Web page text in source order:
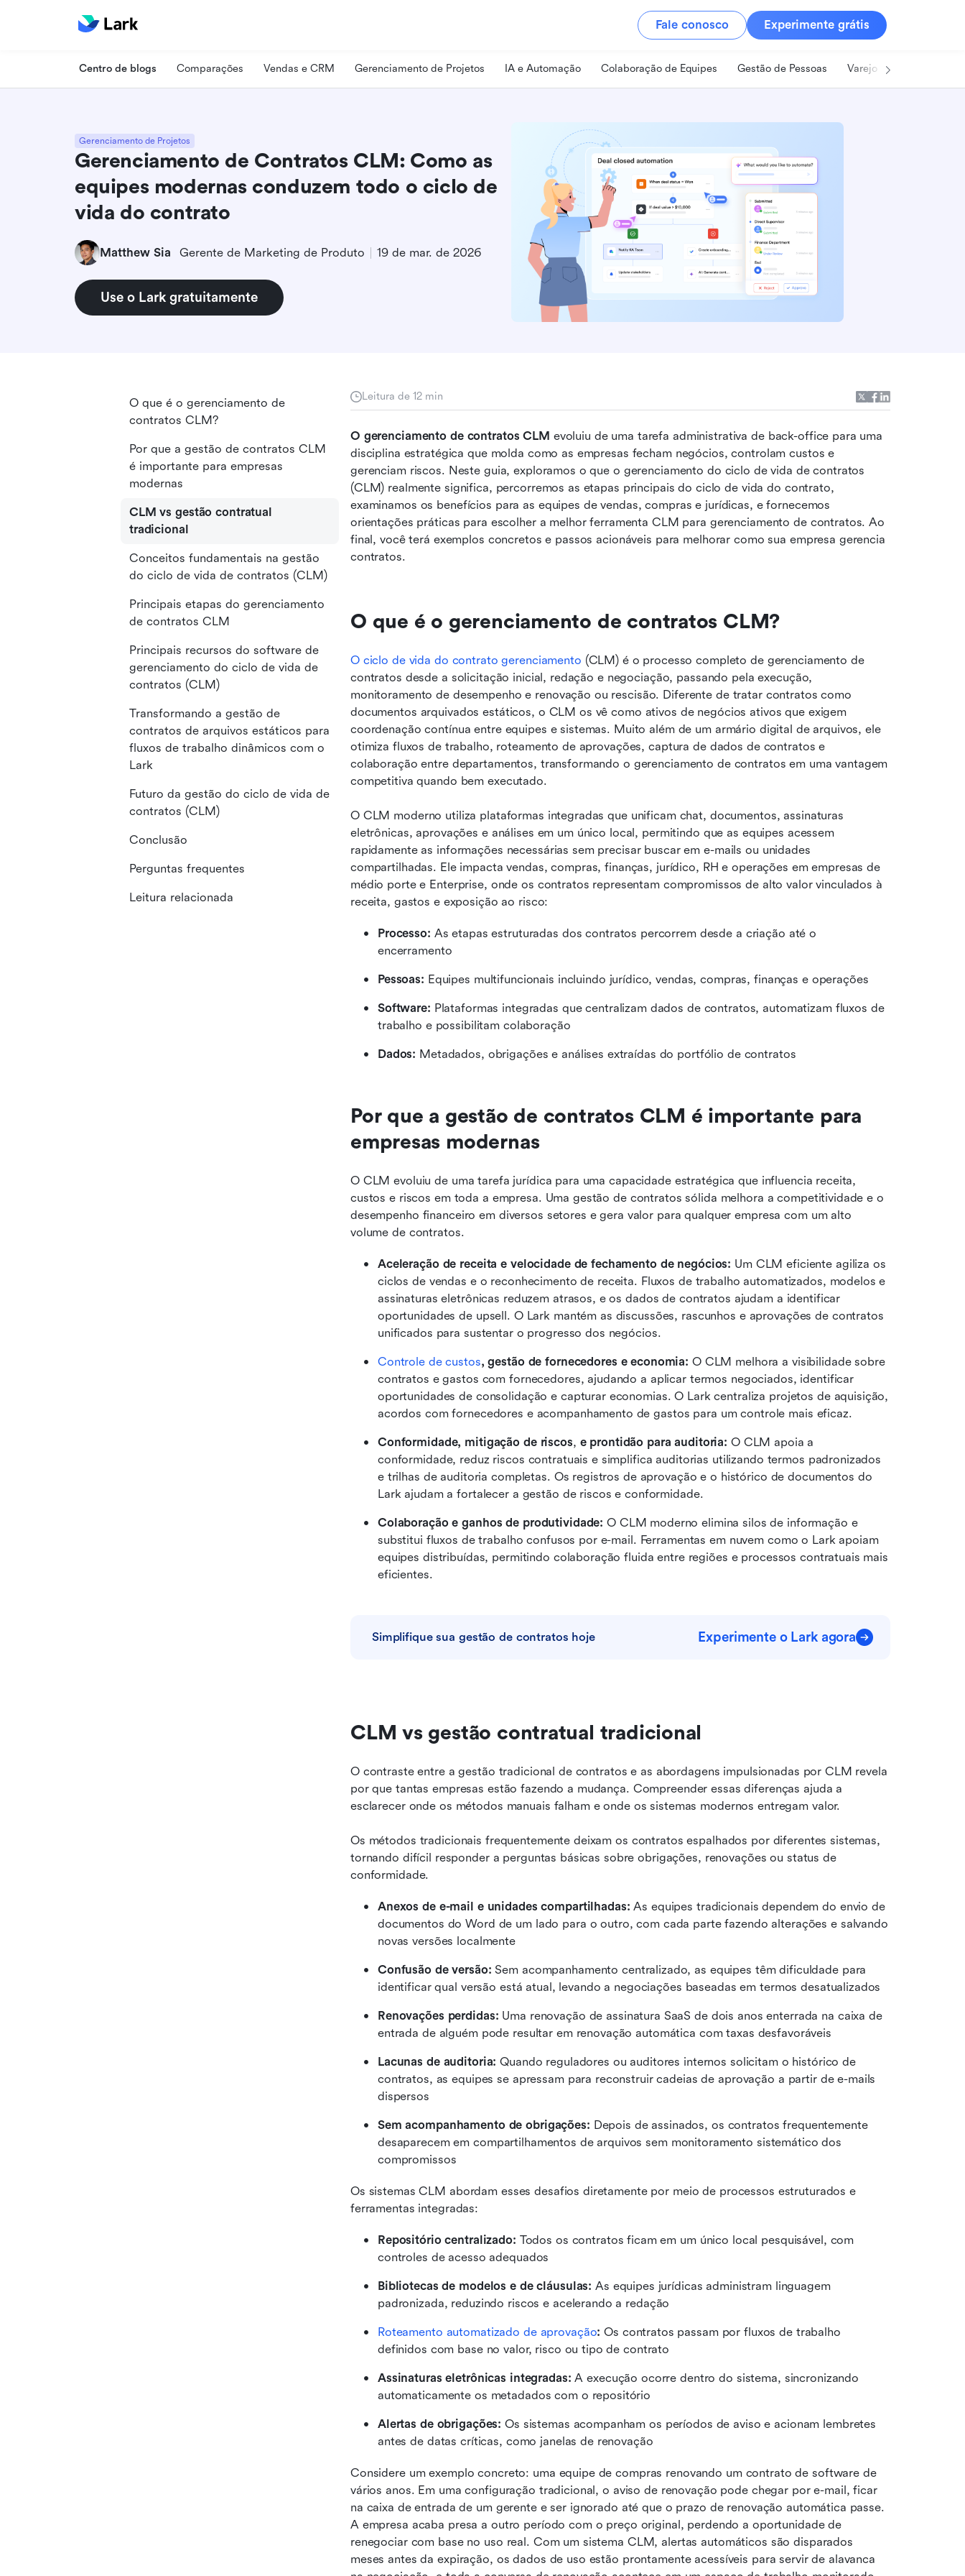
Fale conosco Experimente grátis
Centro de blogs Comparações Vendas e CRM Gerenciamento de Projetos IA e Automação Colaboração de Equipes Gestão de Pessoas Varejo
Gerenciamento de Projetos
Gerenciamento de Contratos CLM: Como as
equipes modernas conduzem todo o ciclo de
vida do contrato
Matthew Sia Gerente de Marketing de Produto 19 de mar. de 2026
Use o Lark gratuitamente
Leitura de 12 min
O gerenciamento de contratos CLM evoluiu de uma tarefa administrativa de back-office para uma
disciplina estratégica que molda como as empresas fecham negócios, controlam custos e
gerenciam riscos. Neste guia, exploramos o que o gerenciamento do ciclo de vida de contratos
(CLM) realmente significa, percorremos as etapas principais do ciclo de vida do contrato,
examinamos os benefícios para as equipes de vendas, compras e jurídicas, e fornecemos
orientações práticas para escolher a melhor ferramenta CLM para gerenciamento de contratos. Ao
final, você terá exemplos concretos e passos acionáveis para melhorar como sua empresa gerencia
contratos.
O que é o gerenciamento de contratos CLM?
O ciclo de vida do contrato gerenciamento (CLM) é o processo completo de gerenciamento de
contratos desde a solicitação inicial, redação e negociação, passando pela execução,
monitoramento de desempenho e renovação ou rescisão. Diferente de tratar contratos como
documentos arquivados estáticos, o CLM os vê como ativos de negócios ativos que exigem
coordenação contínua entre equipes e sistemas. Muito além de um armário digital de arquivos, ele
otimiza fluxos de trabalho, roteamento de aprovações, captura de dados de contratos e
colaboração entre departamentos, transformando o gerenciamento de contratos em uma vantagem
competitiva quando bem executado.
O CLM moderno utiliza plataformas integradas que unificam chat, documentos, assinaturas
eletrônicas, aprovações e análises em um único local, permitindo que as equipes acessem
rapidamente as informações necessárias sem precisar buscar em e-mails ou unidades
compartilhadas. Ele impacta vendas, compras, finanças, jurídico, RH e operações em empresas de
médio porte e Enterprise, onde os contratos representam compromissos de alto valor vinculados à
receita, gastos e exposição ao risco:
Processo: As etapas estruturadas dos contratos percorrem desde a criação até o
encerramento
Pessoas: Equipes multifuncionais incluindo jurídico, vendas, compras, finanças e operações
Software: Plataformas integradas que centralizam dados de contratos, automatizam fluxos de
trabalho e possibilitam colaboração
Dados: Metadados, obrigações e análises extraídas do portfólio de contratos
Por que a gestão de contratos CLM é importante para
empresas modernas
O CLM evoluiu de uma tarefa jurídica para uma capacidade estratégica que influencia receita,
custos e riscos em toda a empresa. Uma gestão de contratos sólida melhora a competitividade e o
desempenho financeiro em diversos setores e gera valor para qualquer empresa com um alto
volume de contratos.
Aceleração de receita e velocidade de fechamento de negócios: Um CLM eficiente agiliza os
ciclos de vendas e o reconhecimento de receita. Fluxos de trabalho automatizados, modelos e
assinaturas eletrônicas reduzem atrasos, e os dados de contratos ajudam a identificar
oportunidades de upsell. O Lark mantém as discussões, rascunhos e aprovações de contratos
unificados para sustentar o progresso dos negócios.
Controle de custos, gestão de fornecedores e economia: O CLM melhora a visibilidade sobre
contratos e gastos com fornecedores, ajudando a aplicar termos negociados, identificar
oportunidades de consolidação e capturar economias. O Lark centraliza projetos de aquisição,
acordos com fornecedores e acompanhamento de gastos para um controle mais eficaz.
Conformidade, mitigação de riscos, e prontidão para auditoria: O CLM apoia a
conformidade, reduz riscos contratuais e simplifica auditorias utilizando termos padronizados
e trilhas de auditoria completas. Os registros de aprovação e o histórico de documentos do
Lark ajudam a fortalecer a gestão de riscos e conformidade.
Colaboração e ganhos de produtividade: O CLM moderno elimina silos de informação e
substitui fluxos de trabalho confusos por e-mail. Ferramentas em nuvem como o Lark apoiam
equipes distribuídas, permitindo colaboração fluida entre regiões e processos contratuais mais
eficientes.
Simplifique sua gestão de contratos hoje Experimente o Lark agora
CLM vs gestão contratual tradicional
O contraste entre a gestão tradicional de contratos e as abordagens impulsionadas por CLM revela
por que tantas empresas estão fazendo a mudança. Compreender essas diferenças ajuda a
esclarecer onde os métodos manuais falham e onde os sistemas modernos entregam valor.
Os métodos tradicionais frequentemente deixam os contratos espalhados por diferentes sistemas,
tornando difícil responder a perguntas básicas sobre obrigações, renovações ou status de
conformidade.
Anexos de e-mail e unidades compartilhadas: As equipes tradicionais dependem do envio de
documentos do Word de um lado para o outro, com cada parte fazendo alterações e salvando
novas versões localmente
Confusão de versão: Sem acompanhamento centralizado, as equipes têm dificuldade para
identificar qual versão está atual, levando a negociações baseadas em termos desatualizados
Renovações perdidas: Uma renovação de assinatura SaaS de dois anos enterrada na caixa de
entrada de alguém pode resultar em renovação automática com taxas desfavoráveis
Lacunas de auditoria: Quando reguladores ou auditores internos solicitam o histórico de
contratos, as equipes se apressam para reconstruir cadeias de aprovação a partir de e-mails
dispersos
Sem acompanhamento de obrigações: Depois de assinados, os contratos frequentemente
desaparecem em compartilhamentos de arquivos sem monitoramento sistemático dos
compromissos
Os sistemas CLM abordam esses desafios diretamente por meio de processos estruturados e
ferramentas integradas:
Repositório centralizado: Todos os contratos ficam em um único local pesquisável, com
controles de acesso adequados
Bibliotecas de modelos e de cláusulas: As equipes jurídicas administram linguagem
padronizada, reduzindo riscos e acelerando a redação
Roteamento automatizado de aprovação: Os contratos passam por fluxos de trabalho
definidos com base no valor, risco ou tipo de contrato
Assinaturas eletrônicas integradas: A execução ocorre dentro do sistema, sincronizando
automaticamente os metadados com o repositório
Alertas de obrigações: Os sistemas acompanham os períodos de aviso e acionam lembretes
antes de datas críticas, como janelas de renovação
Considere um exemplo concreto: uma equipe de compras renovando um contrato de software de
vários anos. Em uma configuração tradicional, o aviso de renovação pode chegar por e-mail, ficar
na caixa de entrada de um gerente e ser ignorado até que o prazo de renovação automática passe.
A empresa acaba presa a outro período com o preço original, perdendo a oportunidade de
renegociar com base no uso real. Com um sistema CLM, alertas automáticos são disparados
meses antes da expiração, os dados de uso estão prontamente acessíveis para servir de alavanca
O que é o gerenciamento de
contratos CLM?
Por que a gestão de contratos CLM
é importante para empresas
modernas
CLM vs gestão contratual
tradicional
Conceitos fundamentais na gestão
do ciclo de vida de contratos (CLM)
Principais etapas do gerenciamento
de contratos CLM
Principais recursos do software de
gerenciamento do ciclo de vida de
contratos (CLM)
Transformando a gestão de
contratos de arquivos estáticos para
fluxos de trabalho dinâmicos com o
Lark
Futuro da gestão do ciclo de vida de
contratos (CLM)
Conclusão
Perguntas frequentes
Leitura relacionada